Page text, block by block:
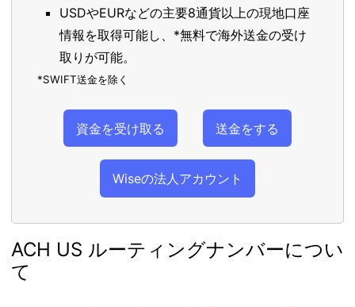
USDやEURなどの主要8通貨以上の現地口座
情報を取得可能し、*無料で海外送金の受け
取りが可能。
*SWIFT送金を除く
資金を受け取る 送金をする
Wiseの法人アカウント
ACH US ルーティングナンバーについ
て